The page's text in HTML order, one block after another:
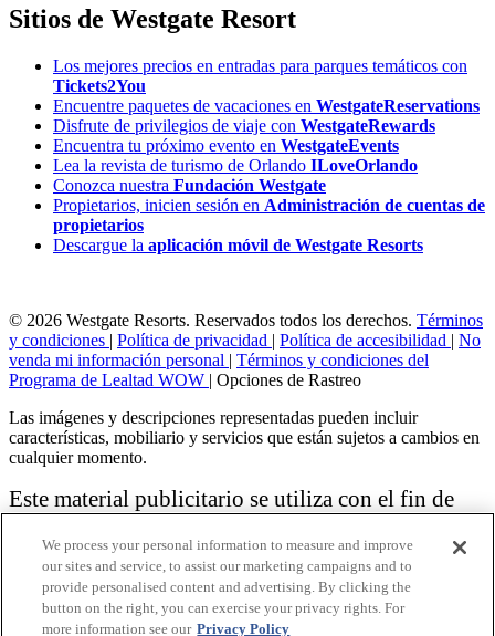
Sitios de Westgate Resort
Los mejores precios en entradas para parques temáticos con
Tickets2You
Encuentre paquetes de vacaciones en WestgateReservations
Disfrute de privilegios de viaje con WestgateRewards
Encuentra tu próximo evento en WestgateEvents
Lea la revista de turismo de Orlando ILoveOrlando
Conozca nuestra Fundación Westgate
Propietarios, inicien sesión en Administración de cuentas de
propietarios
Descargue la aplicación móvil de Westgate Resorts
© 2026 Westgate Resorts. Reservados todos los derechos. Términos
y condiciones | Política de privacidad | Política de accesibilidad | No
venda mi información personal | Términos y condiciones del
Programa de Lealtad WOW | Opciones de Rastreo
Las imágenes y descripciones representadas pueden incluir
características, mobiliario y servicios que están sujetos a cambios en
cualquier momento.
Este material publicitario se utiliza con el fin de
vacacional.
Aviso: las funciones de accesibilidad enumeradas aquí no pretenden
ser una lista exhaustiva o completa de todas las funciones accesibles
We process your personal information to measure and improve
our sites and service, to assist our marketing campaigns and to
provide personalised content and advertising. By clicking the
button on the right, you can exercise your privacy rights. For
more information see our Privacy Policy